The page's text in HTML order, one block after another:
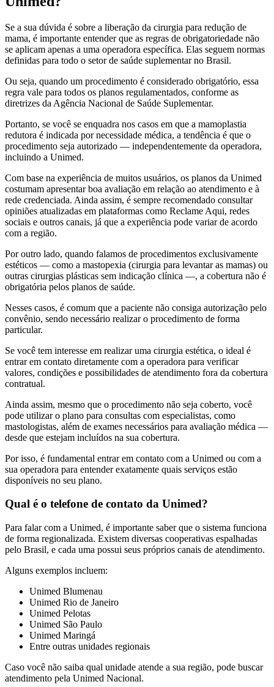
Se a sua dúvida é sobre a liberação da cirurgia para redução de
mama, é importante entender que as regras de obrigatoriedade não
se aplicam apenas a uma operadora específica. Elas seguem normas
definidas para todo o setor de saúde suplementar no Brasil.
Ou seja, quando um procedimento é considerado obrigatório, essa
regra vale para todos os planos regulamentados, conforme as
diretrizes da Agência Nacional de Saúde Suplementar.
Portanto, se você se enquadra nos casos em que a mamoplastia
redutora é indicada por necessidade médica, a tendência é que o
procedimento seja autorizado — independentemente da operadora,
incluindo a Unimed.
Com base na experiência de muitos usuários, os planos da Unimed
costumam apresentar boa avaliação em relação ao atendimento e à
rede credenciada. Ainda assim, é sempre recomendado consultar
opiniões atualizadas em plataformas como Reclame Aqui, redes
sociais e outros canais, já que a experiência pode variar de acordo
com a região.
Por outro lado, quando falamos de procedimentos exclusivamente
estéticos — como a mastopexia (cirurgia para levantar as mamas) ou
outras cirurgias plásticas sem indicação clínica —, a cobertura não é
obrigatória pelos planos de saúde.
Nesses casos, é comum que a paciente não consiga autorização pelo
convênio, sendo necessário realizar o procedimento de forma
particular.
Se você tem interesse em realizar uma cirurgia estética, o ideal é
entrar em contato diretamente com a operadora para verificar
valores, condições e possibilidades de atendimento fora da cobertura
contratual.
Ainda assim, mesmo que o procedimento não seja coberto, você
pode utilizar o plano para consultas com especialistas, como
mastologistas, além de exames necessários para avaliação médica —
desde que estejam incluídos na sua cobertura.
Por isso, é fundamental entrar em contato com a Unimed ou com a
sua operadora para entender exatamente quais serviços estão
disponíveis no seu plano.
Qual é o telefone de contato da Unimed?
Para falar com a Unimed, é importante saber que o sistema funciona
de forma regionalizada. Existem diversas cooperativas espalhadas
pelo Brasil, e cada uma possui seus próprios canais de atendimento.
Alguns exemplos incluem:
Unimed Blumenau
Unimed Rio de Janeiro
Unimed Pelotas
Unimed São Paulo
Unimed Maringá
Entre outras unidades regionais
Caso você não saiba qual unidade atende a sua região, pode buscar
atendimento pela Unimed Nacional.